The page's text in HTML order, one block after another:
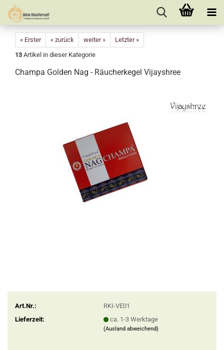
« Erster « zurück weiter »
Letzter »
13 Artikel in dieser Kategorie
Champa Golden Nag - Räucherkegel Vijayshree
Art.Nr.:
RKI-VE01
Lieferzeit:
ca. 1-3 Werktage
(Ausland abweichend)